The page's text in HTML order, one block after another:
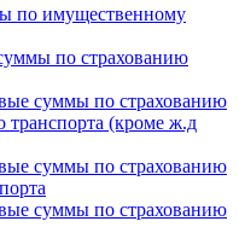
по имущественному
по страхованию
суммы по страхованию
транспорта (кроме ж.д
суммы по страхованию
суммы по страхованию